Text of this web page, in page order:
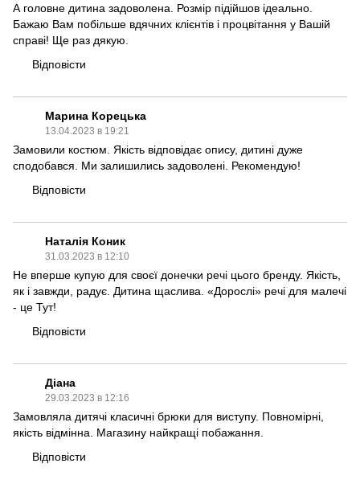
А головне дитина задоволена. Розмір підійшов ідеально.
Бажаю Вам побільше вдячних клієнтів і процвітання у Вашій
справі! Ще раз дякую.
Відповісти
Марина Корецька
13.04.2023 в 19:21
Замовили костюм. Якість відповідає опису, дитині дуже
сподобався. Ми залишились задоволені. Рекомендую!
Відповісти
Наталія Коник
31.03.2023 в 12:10
Не вперше купую для своєї донечки речі цього бренду. Якість,
як і завжди, радує. Дитина щаслива. «Дорослі» речі для малечі
- це Тут!
Відповісти
Діана
29.03.2023 в 12:16
Замовляла дитячі класичні брюки для виступу. Повномірні,
якість відмінна. Магазину найкращі побажання.
Відповісти